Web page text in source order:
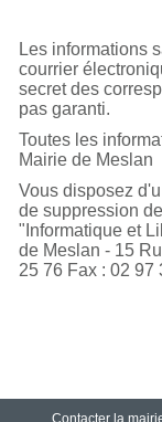
Les informations
courrier
secret des
pas garanti.
Toutes les
Mairie de Meslan
Vous disposez
de suppression
"Informatique et
de Meslan - 15
25 76 Fax : 02 97